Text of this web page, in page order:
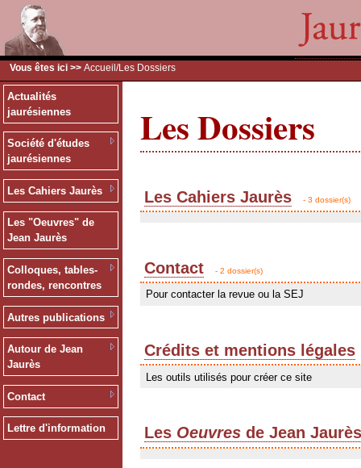
Vous êtes ici >> Accueil /Les Dossiers
Actualités
jaurésiennes
Société d'études
jaurésiennes
Les Cahiers Jaurès
Les "Oeuvres" de
Jean Jaurès
Colloques, tables-
rondes, rencontres
Autres publications
Autour de Jean
Jaurès
Contact
Lettre d'information
Les Dossiers
Les Cahiers Jaurès - 3 dossier(s)
Contact - 2 dossier(s)
Pour contacter la revue ou la SEJ
Crédits et mentions légales
Les outils utilisés pour créer ce site
Les Oeuvres de Jean